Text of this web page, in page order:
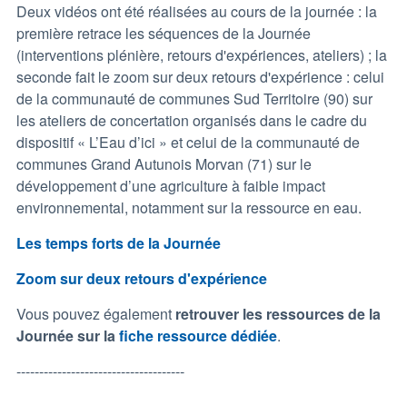
Deux vidéos ont été réalisées au cours de la journée : la
première retrace les séquences de la Journée
(interventions plénière, retours d'expériences, ateliers) ; la
seconde fait le zoom sur deux retours d'expérience : celui
de la communauté de communes Sud Territoire (90) sur
les ateliers de concertation organisés dans le cadre du
dispositif « L’Eau d’ici » et celui de la communauté de
communes Grand Autunois Morvan (71) sur le
développement d’une agriculture à faible impact
environnemental, notamment sur la ressource en eau.
Les temps forts de la Journée
Zoom sur deux retours d'expérience
Vous pouvez également retrouver les ressources de la
Journée sur lafiche ressource dédiée.
-------------------------------------